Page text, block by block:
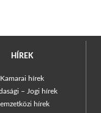
HÍREK
Kamarai hírek
– Jogi hírek
hírek